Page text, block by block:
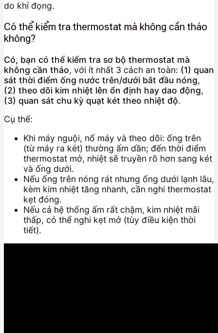
do khí đọng.
Có thể kiểm tra thermostat mà không cần tháo
không?
Có, bạn có thể kiểm tra sơ bộ thermostat mà
không cần tháo, với ít nhất 3 cách an toàn: (1) quan
sát thời điểm ống nước trên/dưới bắt đầu nóng,
(2) theo dõi kim nhiệt lên ổn định hay dao động,
(3) quan sát chu kỳ quạt két theo nhiệt độ.
Cụ thể:
Khi máy nguội, nổ máy và theo dõi: ống trên
(từ máy ra két) thường ấm dần; đến thời điểm
thermostat mở, nhiệt sẽ truyền rõ hơn sang két
và ống dưới.
Nếu ống trên nóng rát nhưng ống dưới lạnh lâu,
kèm kim nhiệt tăng nhanh, cần nghi thermostat
kẹt đóng.
Nếu cả hệ thống ấm rất chậm, kim nhiệt mãi
thấp, có thể nghi kẹt mở (tùy điều kiện thời
tiết).